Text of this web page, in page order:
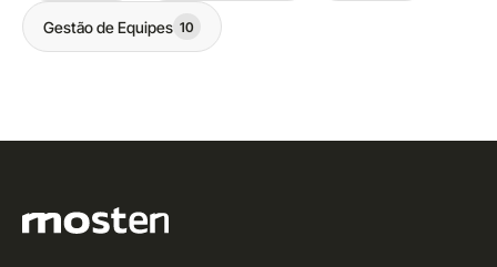
Gestão de Equipes 10